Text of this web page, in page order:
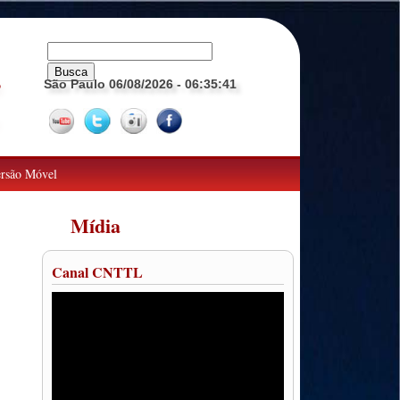
São Paulo 06/08/2026 - 06:35:42
Móvel
Mídia
Canal CNTTL